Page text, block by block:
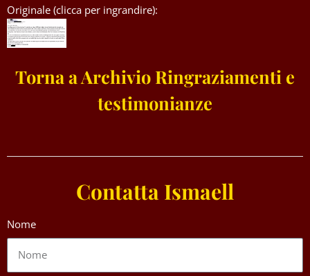
Originale (clicca per ingrandire):
Torna a Archivio Ringraziamenti e
testimonianze
Contatta Ismaell
Nome